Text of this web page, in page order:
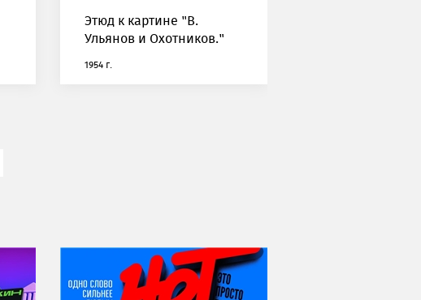
Этюд к картине "В.
Ульянов и Охотников."
1954 г.